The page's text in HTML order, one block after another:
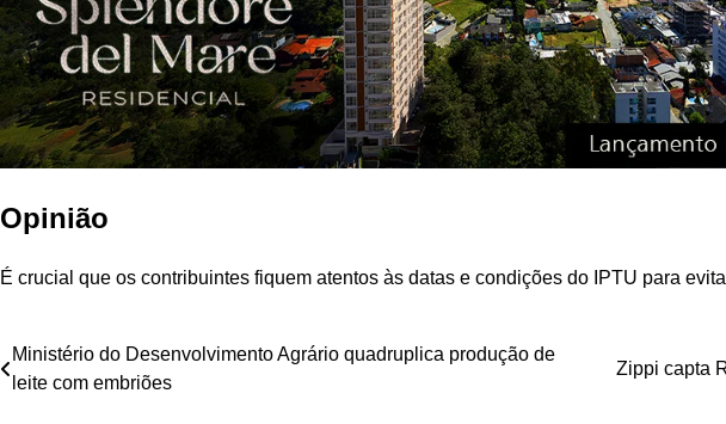
Opinião
É crucial que os contribuintes fiquem atentos às datas e condições do IPTU para
Navegação
Ministério do Desenvolvimento Agrário quadruplica produção de
leite com embriões
Zippi capta